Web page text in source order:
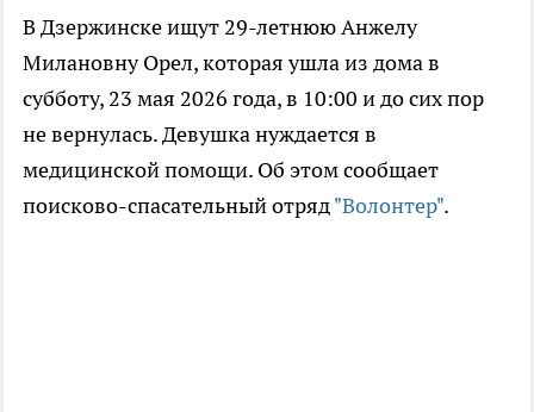
В Дзержинске ищут 29-летнюю Анжелу
Милановну Орел, которая ушла из дома в
субботу, 23 мая 2026 года, в 10:00 и до сих пор
не вернулась. Девушка нуждается в
медицинской помощи. Об этом сообщает
поисково-спасательный отряд"Волонтер".